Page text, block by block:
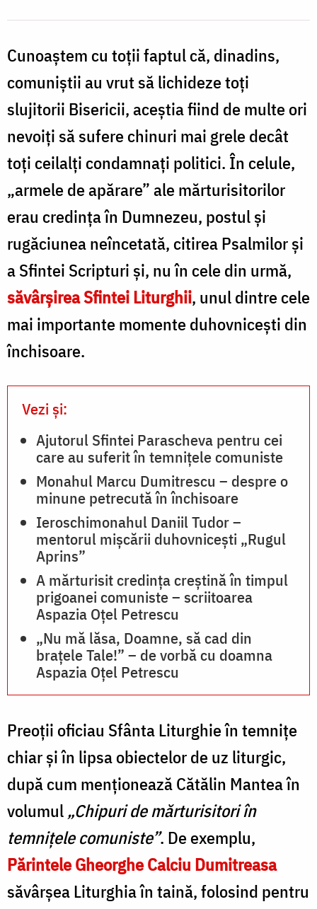
ele
vin
pentru
Împărtășanie”
/
Foto:
Cunoaștem cu toții faptul că, dinadins,
comuniștii au vrut să lichideze toți
slujitorii Bisericii, aceștia fiind de multe ori
nevoiţi să sufere chinuri mai grele decât
toți ceilalți condamnați politici. În celule,
„armele de apărare” ale mărturisitorilor
erau credința în Dumnezeu, postul și
rugăciunea neîncetată, citirea Psalmilor și
a Sfintei Scripturi și, nu în cele din urmă,
săvârșirea Sfintei Liturghii, unul dintre cele
mai importante momente duhovnicești din
închisoare.
Vezi și:
Ajutorul Sfintei Parascheva pentru cei
care au suferit în temnițele comuniste
Monahul Marcu Dumitrescu – despre o
minune petrecută în închisoare
Ieroschimonahul Daniil Tudor –
mentorul mișcării duhovnicești „Rugul
Aprins”
A mărturisit credința creştină în timpul
prigoanei comuniste – scriitoarea
Aspazia Oţel Petrescu
„Nu mă lăsa, Doamne, să cad din
braţele Tale!” – de vorbă cu doamna
Aspazia Oţel Petrescu
Preoții oficiau Sfânta Liturghie în temnițe
chiar și în lipsa obiectelor de uz liturgic,
după cum menționează Cătălin Mantea în
volumul „Chipuri de mărturisitori în
temnițele comuniste”. De exemplu,
Părintele Gheorghe Calciu Dumitreasa
săvârșea Liturghia în taină, folosind pentru